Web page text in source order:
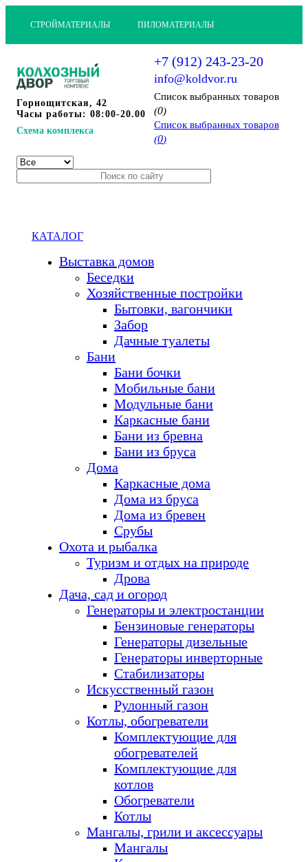
СТРОЙМАТЕРИАЛЫ ПИЛОМАТЕРИАЛЫ
Горнощитская, 42
Часы работы: 08:00-20.00
Схема комплекса
+7 (912) 243-23-20
info@koldvor.ru
Cписок выбранных товаров
(0)
Cписок выбранных товаров
(0)
КАТАЛОГ
Выставка домов
Беседки
Хозяйственные постройки
Бытовки, вагончики
Забор
Дачные туалеты
Бани
Бани бочки
Мобильные бани
Модульные бани
Каркасные бани
Бани из бревна
Бани из бруса
Дома
Каркасные дома
Дома из бруса
Дома из бревен
Срубы
Охота и рыбалка
Туризм и отдых на природе
Дрова
Дача, сад и огород
Генераторы и электростанции
Бензиновые генераторы
Генераторы дизельные
Генераторы инверторные
Стабилизаторы
Искусственный газон
Рулонный газон
Котлы, обогреватели
Комплектующие для
обогревателей
Комплектующие для
котлов
Обогреватели
Котлы
Мангалы, грили и аксессуары
Мангалы